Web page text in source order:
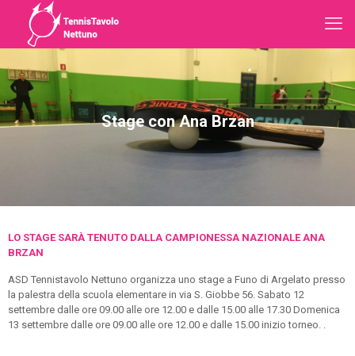
Stage con Ana Brzan
LO STAGE SARÀ TENUTO DALLA CAMPIONESSA NAZIONALE ANA
BRZAN
ASD Tennistavolo Nettuno organizza uno stage a Funo di Argelato presso
la palestra della scuola elementare in via S. Giobbe 56. Sabato 12
settembre dalle ore 09.00 alle ore 12.00 e dalle 15.00 alle 17.30 Domenica
13 settembre dalle ore 09.00 alle ore 12.00 e dalle 15.00 inizio torneo. .